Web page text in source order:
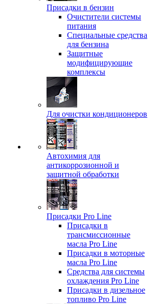
Присадки в бензин
Очистители системы
питания
Специальные срeдства
для бензина
Защитные
модифицирующие
комплексы
Для очистки кондиционеров
Автохимия для
антикоррозионной и
защитной обработки
Присадки Pro Line
Присадки в
трансмиссионные
масла Pro Line
Присадки в моторные
масла Pro Line
Средства для системы
охлаждения Pro Line
Присадки в дизельное
топливо Pro Line